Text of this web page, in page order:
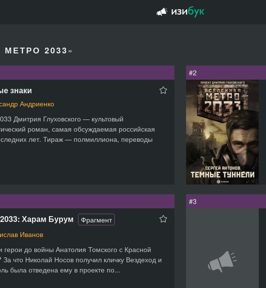
2033»
знаки
Андриенко
Дмитрия Глуховского — культовый
роман, самая обсуждаемая российская
лет. Тираж — полмиллиона, переводы
#2
Харам Бурум
Фрагмент
Иванов
герои до войны Анатолия Томского с Красной
что Николай Носов получил кличку Вездеход и
была отведена ему в проекте по...
#3